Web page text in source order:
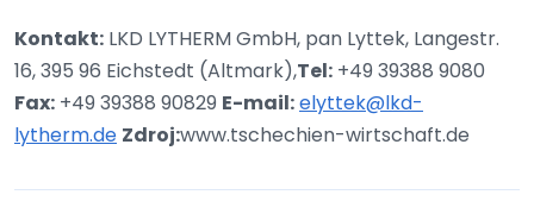
Kontakt: LKD LYTHERM GmbH, pan Lyttek, Langestr.
16, 395 96 Eichstedt (Altmark),Tel: +49 39388 9080
Fax: +49 39388 90829 E-mail:elyttek@lkd-
lytherm.de Zdroj:www.tschechien-wirtschaft.de